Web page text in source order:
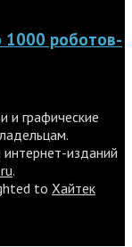
1000 роботов-
и графические
изданий
.
to Хайтек